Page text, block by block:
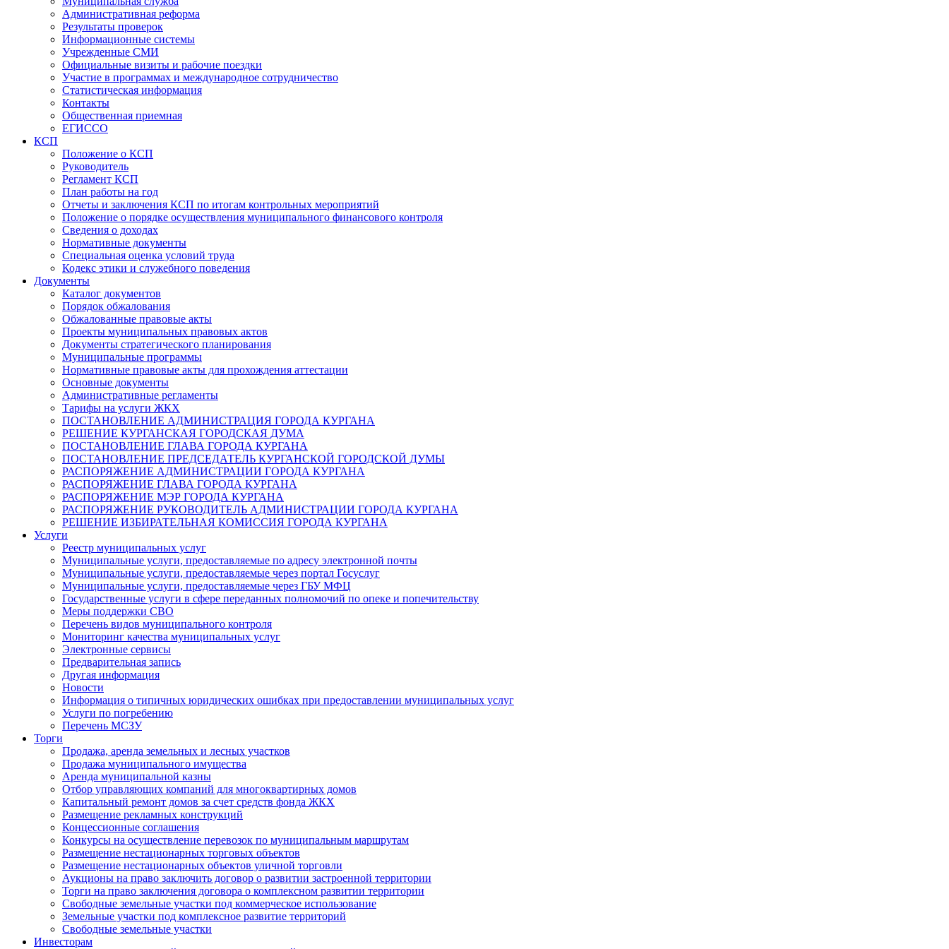
Административная реформа
Результаты проверок
Информационные системы
Учрежденные СМИ
Официальные визиты и рабочие поездки
Участие в программах и международное сотрудничество
Статистическая информация
Контакты
Общественная приемная
ЕГИССО
КСП
Положение о КСП
Руководитель
Регламент КСП
План работы на год
Отчеты и заключения КСП по итогам контрольных мероприятий
Положение о порядке осуществления муниципального финансового контроля
Сведения о доходах
Нормативные документы
Специальная оценка условий труда
Кодекс этики и служебного поведения
Документы
Каталог документов
Порядок обжалования
Обжалованные правовые акты
Проекты муниципальных правовых актов
Документы стратегического планирования
Муниципальные программы
Нормативные правовые акты для прохождения аттестации
Основные документы
Административные регламенты
Тарифы на услуги ЖКХ
ПОСТАНОВЛЕНИЕ АДМИНИСТРАЦИЯ ГОРОДА КУРГАНА
РЕШЕНИЕ КУРГАНСКАЯ ГОРОДСКАЯ ДУМА
ПОСТАНОВЛЕНИЕ ГЛАВА ГОРОДА КУРГАНА
ПОСТАНОВЛЕНИЕ ПРЕДСЕДАТЕЛЬ КУРГАНСКОЙ ГОРОДСКОЙ ДУМЫ
РАСПОРЯЖЕНИЕ АДМИНИСТРАЦИИ ГОРОДА КУРГАНА
РАСПОРЯЖЕНИЕ ГЛАВА ГОРОДА КУРГАНА
РАСПОРЯЖЕНИЕ МЭР ГОРОДА КУРГАНА
РАСПОРЯЖЕНИЕ РУКОВОДИТЕЛЬ АДМИНИСТРАЦИИ ГОРОДА КУРГАНА
РЕШЕНИЕ ИЗБИРАТЕЛЬНАЯ КОМИССИЯ ГОРОДА КУРГАНА
Услуги
Реестр муниципальных услуг
Муниципальные услуги, предоставляемые по адресу электронной почты
Муниципальные услуги, предоставляемые через портал Госуслуг
Муниципальные услуги, предоставляемые через ГБУ МФЦ
Государственные услуги в сфере переданных полномочий по опеке и попечительству
Меры поддержки СВО
Перечень видов муниципального контроля
Мониторинг качества муниципальных услуг
Электронные сервисы
Предварительная запись
Другая информация
Новости
Информация о типичных юридических ошибках при предоставлении муниципальных услуг
Услуги по погребению
Перечень МСЗУ
Торги
Продажа, аренда земельных и лесных участков
Продажа муниципального имущества
Аренда муниципальной казны
Отбор управляющих компаний для многоквартирных домов
Капитальный ремонт домов за счет средств фонда ЖКХ
Размещение рекламных конструкций
Концессионные соглашения
Конкурсы на осуществление перевозок по муниципальным маршрутам
Размещение нестационарных торговых объектов
Размещение нестационарных объектов уличной торговли
Аукционы на право заключить договор о развитии застроенной территории
Торги на право заключения договора о комплексном развитии территории
Свободные земельные участки под коммерческое использование
Земельные участки под комплексное развитие территорий
Свободные земельные участки
Инвесторам